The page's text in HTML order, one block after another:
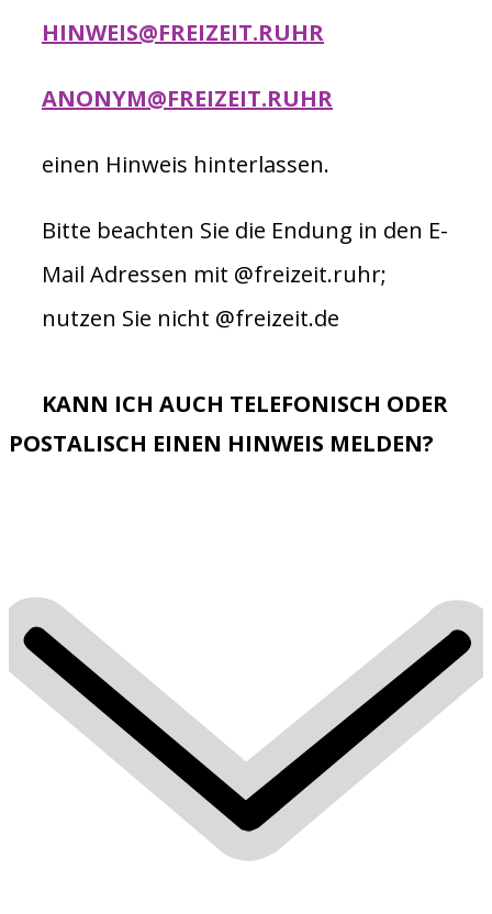
HINWEIS@FREIZEIT.RUHR
ANONYM@FREIZEIT.RUHR
einen Hinweis hinterlassen.
Bitte beachten Sie die Endung in den E-
Mail Adressen mit @freizeit.ruhr;
nutzen Sie nicht @freizeit.de
KANN ICH AUCH TELEFONISCH ODER
POSTALISCH EINEN HINWEIS MELDEN?